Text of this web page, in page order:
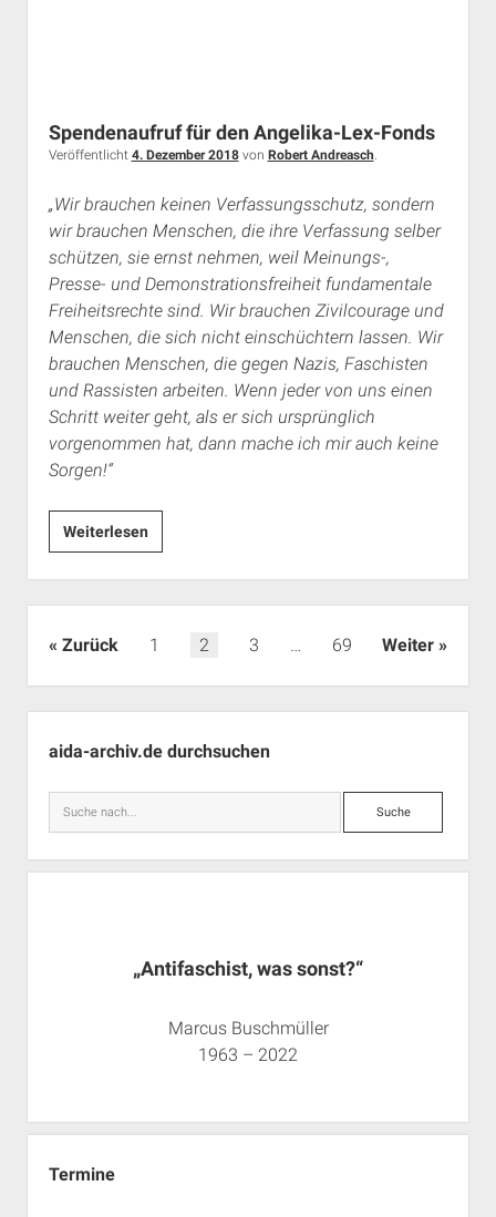
Spendenaufruf für den Angelika-Lex-Fonds
Veröffentlicht 4. Dezember 2018von Robert Andreasch.
„Wir brauchen keinen Verfassungsschutz, sondern
wir brauchen Menschen, die ihre Verfassung selber
schützen, sie ernst nehmen, weil Meinungs-,
Presse- und Demonstrationsfreiheit fundamentale
Freiheitsrechte sind. Wir brauchen Zivilcourage und
Menschen, die sich nicht einschüchtern lassen. Wir
brauchen Menschen, die gegen Nazis, Faschisten
und Rassisten arbeiten. Wenn jeder von uns einen
Schritt weiter geht, als er sich ursprünglich
vorgenommen hat, dann mache ich mir auch keine
Sorgen!“
WeiterlesenSpendenaufruf
für
den
Angelika-
Lex-
Seitennummerierung
Zurück 1 2 3 … 69 Weiter
aida-archiv.de durchsuchen
Suche
„Antifaschist, was sonst?“
Marcus Buschmüller
1963 – 2022
Termine